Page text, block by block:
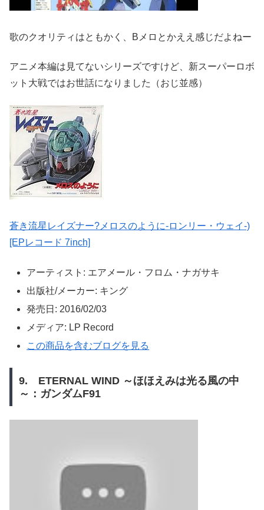
歌のクオリティはともかく、Bメロとかええ感じだよねー
アニメ本編は見てないシリーズですけど、新スーパーロボ
ット大戦ではお世話になりました（おじ並感）
蒼き流星レイズナー?メロスのように-ロンリー・ウェイ-)
[EPレコード 7inch]
アーティスト: エアメール・フロム・ナガサキ
出版社/メーカー: キング
発売日: 2016/02/03
メディア: LP Record
この商品を含むブログを見る
9. ETERNAL WIND ～ほほえみは光る風の中
～：ガンダムF91